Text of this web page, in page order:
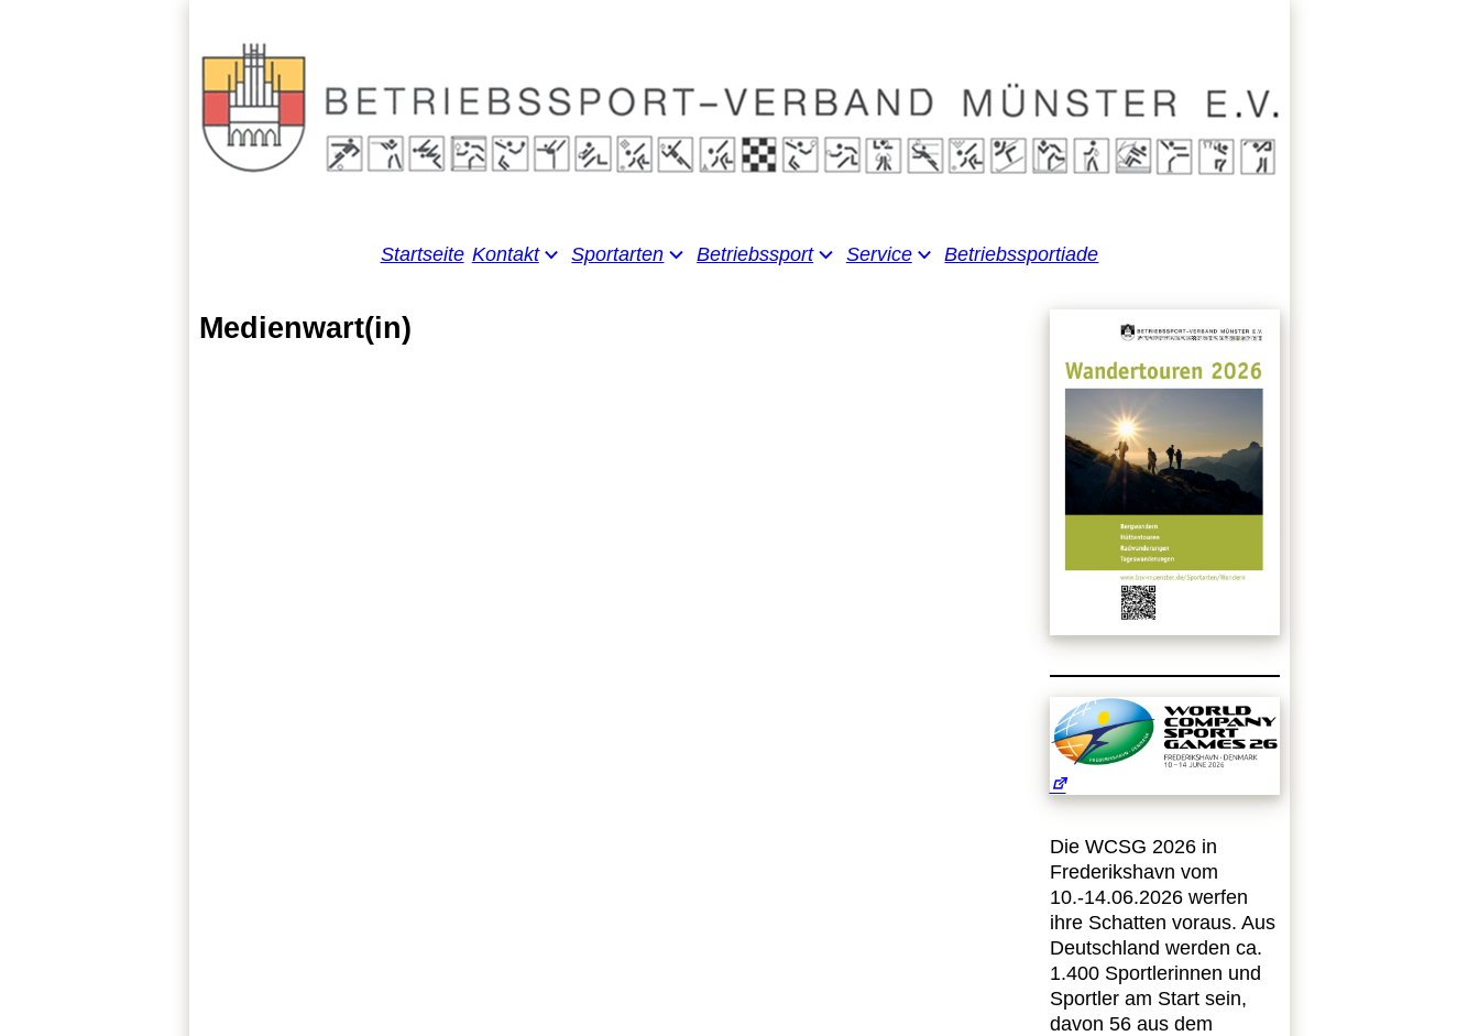
Startseite Kontakt Sportarten Betriebssport Service Betriebssportiade
Medienwart(in)
Die WCSG 2026 in
Frederikshavn vom
10.-14.06.2026 werfen
ihre Schatten voraus. Aus
Deutschland werden ca.
1.400 Sportlerinnen und
Sportler am Start sein,
davon 56 aus dem